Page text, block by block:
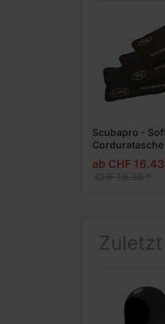
Scubapro -
Corduratasche
ab CHF
CHF 18.38 *